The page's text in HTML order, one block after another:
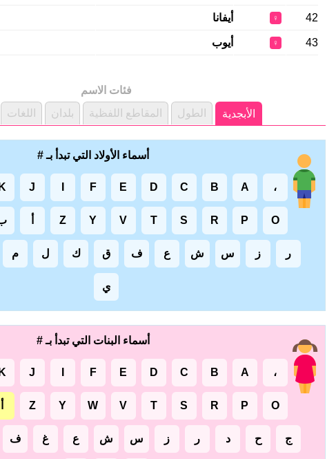
42
♀ أيفانا
43
♀ أيوب
فئات الاسم
الأبجدية
الطول المقاطع اللفظية بلدان اللغات
أسماء الأولاد التي تبدأ بـ #
، A
B
C
D
E
F
J
K
O
P
R
S
T
V
Y
Z
ر ز س ش ع ف ق ك ل م
ي
أسماء البنات التي تبدأ بـ #
، A
B
C
D
E
F
J
K
O
P
R
S
T
V
W
Y
Z
ج ح د ر ز س ش ع غ ف